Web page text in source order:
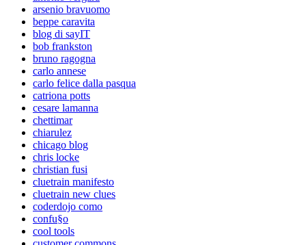
arsenio bravuomo
beppe caravita
blog di sayIT
bob frankston
bruno ragogna
carlo annese
carlo felice dalla pasqua
catriona potts
cesare lamanna
chettimar
chiarulez
chicago blog
chris locke
christian fusi
cluetrain manifesto
cluetrain new clues
coderdojo como
confu§o
cool tools